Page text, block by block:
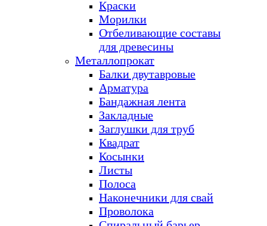
Краски
Морилки
Отбеливающие составы
для древесины
Металлопрокат
Балки двутавровые
Арматура
Бандажная лента
Закладные
Заглушки для труб
Квадрат
Косынки
Листы
Полоса
Наконечники для свай
Проволока